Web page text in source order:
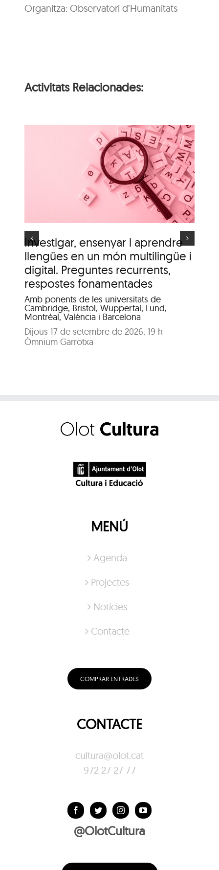
Organitza: Observatori d’Humanitats
Activitats Relacionades:
Investigar, ensenyar i aprendre
llengües en un món multilingüe i
digital. Preguntes recurrents,
respostes fonamentades
Amb ponents de les universitats de
Cambridge, Bristol, Wuppertal, Lund,
Montréal, València i Barcelona
Dijous 17 de setembre de 2026, 19 h
Òmnium Garrotxa
Itinerari personal: “El
clima urbà de la ciutat
d’Olot”
MENÚ
Agenda
Projectes
Notícies
Contacte
COMPRAR ENTRADES
CONTACTE
cultura@olot.cat
972 27 27 77
@OlotCultura